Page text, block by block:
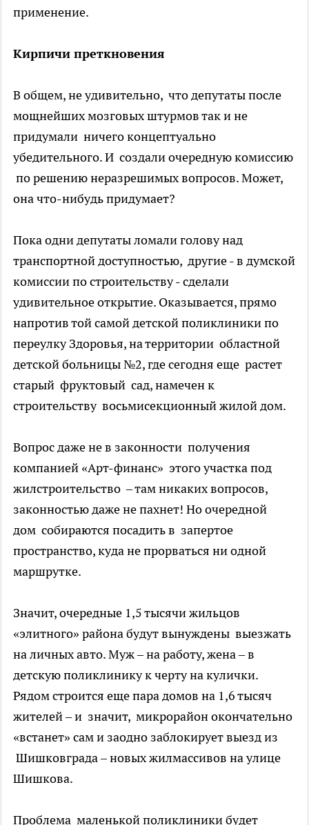
применение.
Кирпичи преткновения
В общем, не удивительно, что депутаты после
мощнейших мозговых штурмов так и не
придумали ничего концептуально
убедительного. И создали очередную комиссию
по решению неразрешимых вопросов. Может,
она что-нибудь придумает?
Пока одни депутаты ломали голову над
транспортной доступностью, другие - в думской
комиссии по строительству - сделали
удивительное открытие. Оказывается, прямо
напротив той самой детской поликлиники по
переулку Здоровья, на территории областной
детской больницы №2, где сегодня еще растет
старый фруктовый сад, намечен к
строительству восьмисекционный жилой дом.
Вопрос даже не в законности получения
компанией «Арт-финанс» этого участка под
жилстроительство – там никаких вопросов,
законностью даже не пахнет! Но очередной
дом собираются посадить в запертое
пространство, куда не прорваться ни одной
маршрутке.
Значит, очередные 1,5 тысячи жильцов
«элитного» района будут вынуждены выезжать
на личных авто. Муж – на работу, жена – в
детскую поликлинику к черту на кулички.
Рядом строится еще пара домов на 1,6 тысяч
жителей – и значит, микрорайон окончательно
«встанет» сам и заодно заблокирует выезд из
Шишковграда – новых жилмассивов на улице
Шишкова.
Проблема маленькой поликлиники будет